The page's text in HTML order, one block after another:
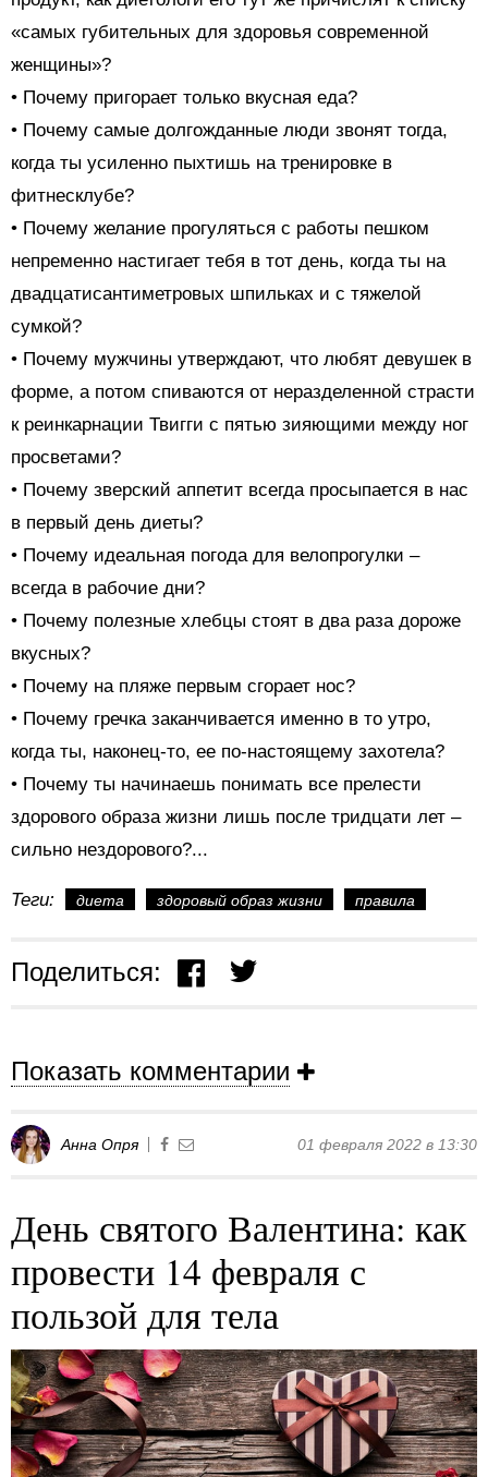
«самых губительных для здоровья современной
женщины»?
• Почему пригорает только вкусная еда?
• Почему самые долгожданные люди звонят тогда,
когда ты усиленно пыхтишь на тренировке в
фитнесклубе?
• Почему желание прогуляться с работы пешком
непременно настигает тебя в тот день, когда ты на
двадцатисантиметровых шпильках и с тяжелой
сумкой?
• Почему мужчины утверждают, что любят девушек в
форме, а потом спиваются от неразделенной страсти
к реинкарнации Твигги с пятью зияющими между ног
просветами?
• Почему зверский аппетит всегда просыпается в нас
в первый день диеты?
• Почему идеальная погода для велопрогулки –
всегда в рабочие дни?
• Почему полезные хлебцы стоят в два раза дороже
вкусных?
• Почему на пляже первым сгорает нос?
• Почему гречка заканчивается именно в то утро,
когда ты, наконец-то, ее по-настоящему захотела?
• Почему ты начинаешь понимать все прелести
здорового образа жизни лишь после тридцати лет –
сильно нездорового?...
Теги: диета здоровый образ жизни правила
Поделиться:
Показать комментарии
Анна Опря 01 февраля 2022 в 13:30
День святого Валентина: как
провести 14 февраля с
пользой для тела